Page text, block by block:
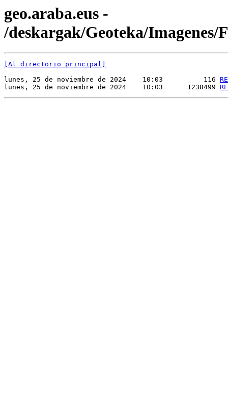
geo.araba.eus -
/deskargak/Geoteka/Imagenes/
[Al directorio principal]
lunes, 25 de noviembre de 2024    10:03          116
lunes, 25 de noviembre de 2024    10:03      1238499